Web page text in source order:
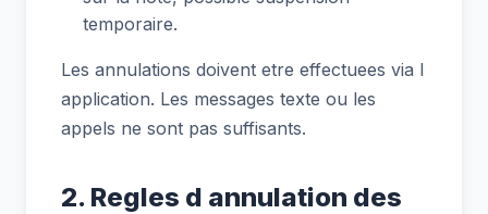
temporaire.
Les annulations doivent etre effectuees via l
application. Les messages texte ou les
appels ne sont pas suffisants.
2. Regles d annulation des